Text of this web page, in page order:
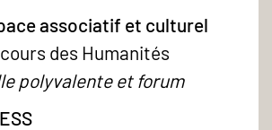
associatif et culturel
cours des Humanités
polyvalente et forum